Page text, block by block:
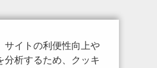
サイトの利便性向上や
分析するため、クッキ